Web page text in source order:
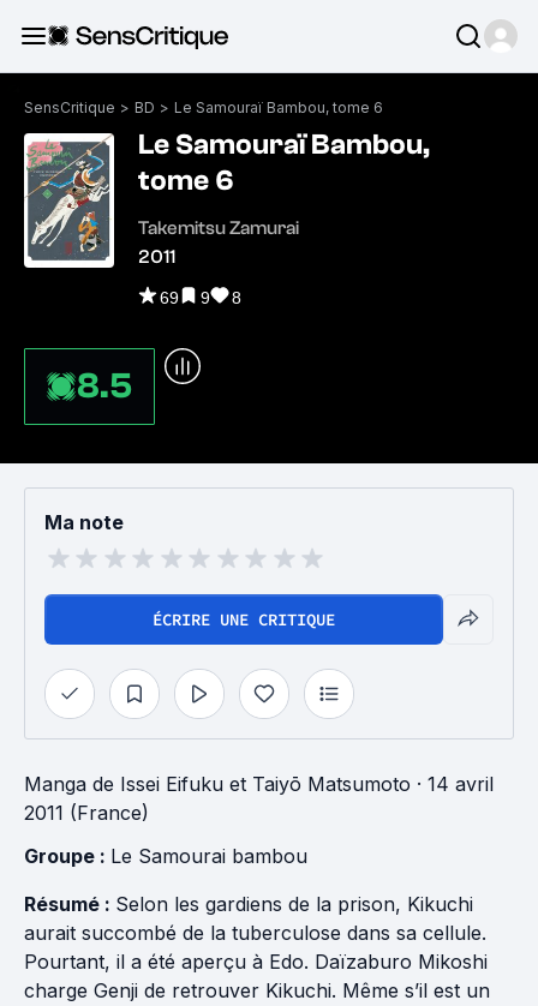
SensCritique > BD > Le Samouraï Bambou, tome 6
Le Samouraï Bambou,
tome 6
Takemitsu Zamurai
2011
69 9 8
8.5
Ma note
ÉCRIRE UNE CRITIQUE
Manga de Issei Eifuku et Taiyō Matsumoto · 14 avril
2011 (France)
Groupe : Le Samourai bambou
Résumé : Selon les gardiens de la prison, Kikuchi
aurait succombé de la tuberculose dans sa cellule.
Pourtant, il a été aperçu à Edo. Daïzaburo Mikoshi
charge Genji de retrouver Kikuchi. Même s’il est un